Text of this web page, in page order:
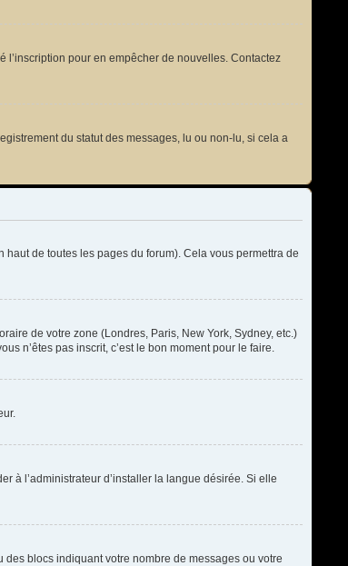
l’inscription pour en empêcher de nouvelles. Contactez
du statut des messages, lu ou non-lu, si cela a
de toutes les pages du forum). Cela vous permettra de
de votre zone (Londres, Paris, New York, Sydney, etc.)
n’êtes pas inscrit, c’est le bon moment pour le faire.
à l’administrateur d’installer la langue désirée. Si elle
blocs indiquant votre nombre de messages ou votre